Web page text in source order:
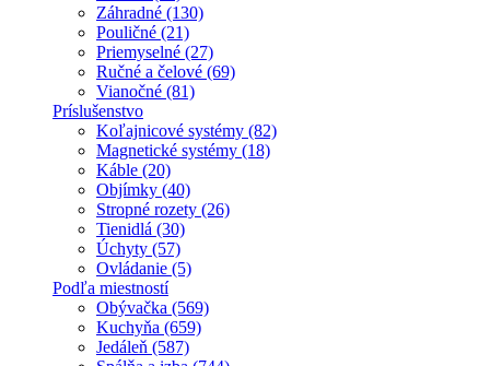
Záhradné (130)
Pouličné (21)
Priemyselné (27)
Ručné a čelové (69)
Vianočné (81)
Príslušenstvo
Koľajnicové systémy (82)
Magnetické systémy (18)
Káble (20)
Objímky (40)
Stropné rozety (26)
Tienidlá (30)
Úchyty (57)
Ovládanie (5)
Podľa miestností
Obývačka (569)
Kuchyňa (659)
Jedáleň (587)